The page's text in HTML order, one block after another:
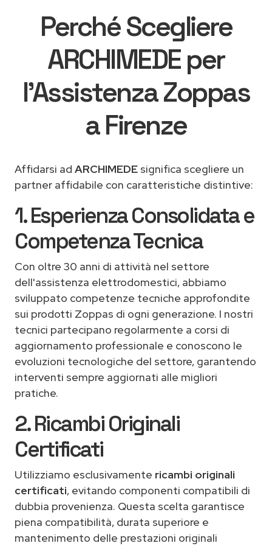
Perché Scegliere
ARCHIMEDE per
l'Assistenza Zoppas
a Firenze
Affidarsi ad ARCHIMEDE significa scegliere un
partner affidabile con caratteristiche distintive:
1. Esperienza Consolidata e
Competenza Tecnica
Con oltre 30 anni di attività nel settore
dell'assistenza elettrodomestici, abbiamo
sviluppato competenze tecniche approfondite
sui prodotti Zoppas di ogni generazione. I nostri
tecnici partecipano regolarmente a corsi di
aggiornamento professionale e conoscono le
evoluzioni tecnologiche del settore, garantendo
interventi sempre aggiornati alle migliori
pratiche.
2. Ricambi Originali
Certificati
Utilizziamo esclusivamente ricambi originali
certificati, evitando componenti compatibili di
dubbia provenienza. Questa scelta garantisce
piena compatibilità, durata superiore e
mantenimento delle prestazioni originali